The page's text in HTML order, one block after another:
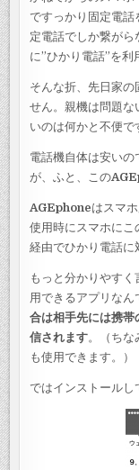
ですっかり固定電話
定電話でしか繋がら
に”ひかり電話”を利
そんな折、先日家の
せん。親機は問題な
いのは何かと不便で
電話機自体は安い
が、ふと、この
AGEphoneはスマ
使用時にスマホに
経由でひかり電話に
もっと分かりやす
用できるアプリなん
合は相手先には携
信されます。（ちな
も使用できます。）
ではインストールし